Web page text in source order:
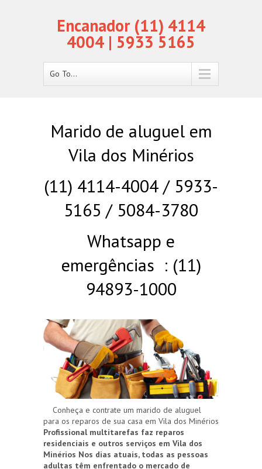
Encanador (11) 4114
4004 | 5933 5165
Go To...
Marido de aluguel em
Vila dos Minérios
(11) 4114-4004 / 5933-
5165 / 5084-3780
Whatsapp e
emergências : (11)
94893-1000
Conheça e contrate um marido de aluguel
para os reparos de sua casa em Vila dos Minérios
Profissional multitarefas faz reparos
residenciais e outros serviços em Vila dos
Minérios Nos dias atuais, todas as pessoas
adultas têm enfrentado o mercado de